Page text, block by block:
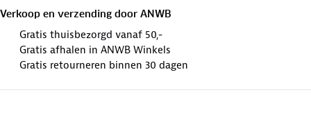
Verkoop en verzending door ANWB
Gratis thuisbezorgd vanaf 50,-
Gratis afhalen in ANWB Winkels
Gratis retourneren binnen 30 dagen